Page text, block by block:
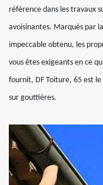
référence dans les travaux
avoisinantes. Marqués par
impeccable obtenu, les
vous êtes exigeants en ce
fournit, DF Toiture, 65 est
sur gouttières.